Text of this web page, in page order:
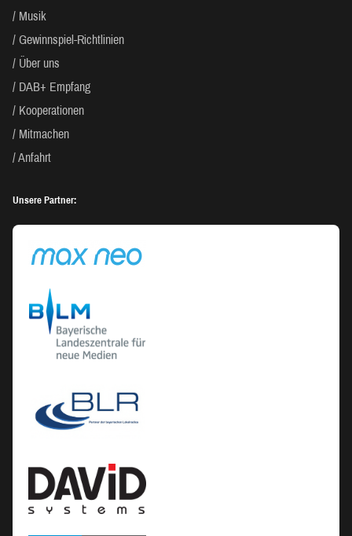
Musik
Gewinnspiel-Richtlinien
Über uns
DAB+ Empfang
Kooperationen
Mitmachen
Anfahrt
Unsere Partner: